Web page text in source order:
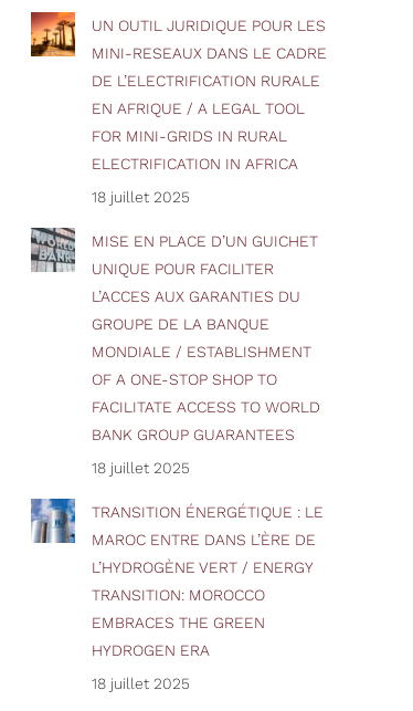
UN OUTIL JURIDIQUE POUR LES
MINI-RESEAUX DANS LE CADRE
DE L’ELECTRIFICATION RURALE
EN AFRIQUE / A LEGAL TOOL
FOR MINI-GRIDS IN RURAL
ELECTRIFICATION IN AFRICA
18 juillet 2025
MISE EN PLACE D’UN GUICHET
UNIQUE POUR FACILITER
L’ACCES AUX GARANTIES DU
GROUPE DE LA BANQUE
MONDIALE / ESTABLISHMENT
OF A ONE-STOP SHOP TO
FACILITATE ACCESS TO WORLD
BANK GROUP GUARANTEES
18 juillet 2025
TRANSITION ÉNERGÉTIQUE : LE
MAROC ENTRE DANS L’ÈRE DE
L’HYDROGÈNE VERT / ENERGY
TRANSITION: MOROCCO
EMBRACES THE GREEN
HYDROGEN ERA
18 juillet 2025